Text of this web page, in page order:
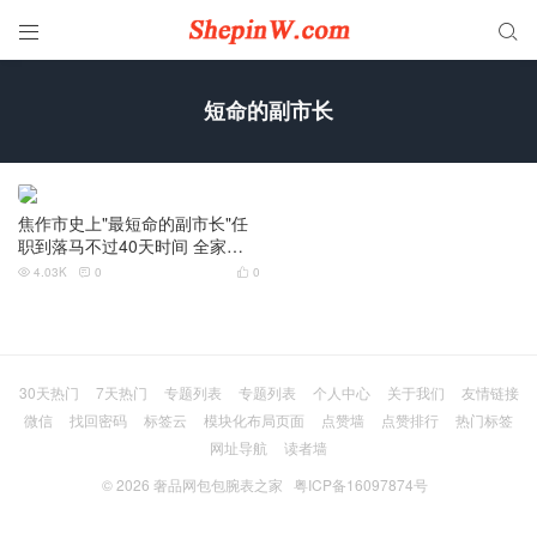
 
短命的副市长
焦作市史上"最短命的副市长"任
职到落马不过40天时间 全家被
查
 0
 4.03K  0
30天热门 7天热门 专题列表 专题列表 个人中心 关于我们
友情链接
微信
找回密码 标签云 模块化布局页面 点赞墙 点赞排行
热门标签
网址导航
读者墙
© 2026 奢品网包包腕表之家 粤ICP备16097874号